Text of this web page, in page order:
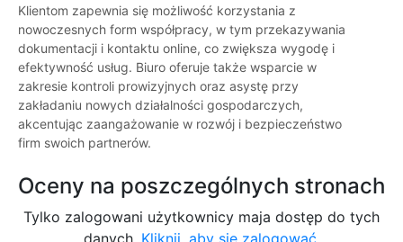
Klientom zapewnia się możliwość korzystania z
nowoczesnych form współpracy, w tym przekazywania
dokumentacji i kontaktu online, co zwiększa wygodę i
efektywność usług. Biuro oferuje także wsparcie w
zakresie kontroli prowizyjnych oraz asystę przy
zakładaniu nowych działalności gospodarczych,
akcentując zaangażowanie w rozwój i bezpieczeństwo
firm swoich partnerów.
Oceny na poszczególnych stronach
Tylko zalogowani użytkownicy maja dostęp do tych